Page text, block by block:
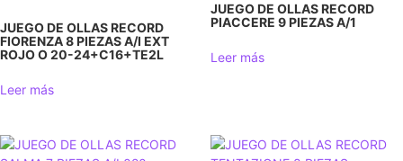
JUEGO DE OLLAS RECORD
FIORENZA 8 PIEZAS A/I EXT
ROJO O 20-24+C16+TE2L
Leer más
JUEGO DE OLLAS RECORD
PIACCERE 9 PIEZAS A/1
Leer más